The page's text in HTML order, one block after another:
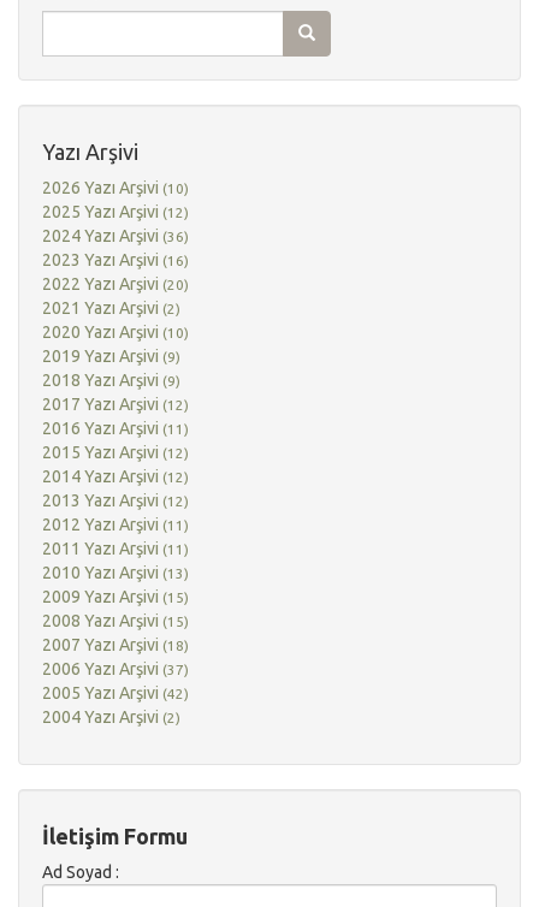
Yazı Arşivi
2026 Yazı Arşivi (10)
2025 Yazı Arşivi (12)
2024 Yazı Arşivi (36)
2023 Yazı Arşivi (16)
2022 Yazı Arşivi (20)
2021 Yazı Arşivi (2)
2020 Yazı Arşivi (10)
2019 Yazı Arşivi (9)
2018 Yazı Arşivi (9)
2017 Yazı Arşivi (12)
2016 Yazı Arşivi (11)
2015 Yazı Arşivi (12)
2014 Yazı Arşivi (12)
2013 Yazı Arşivi (12)
2012 Yazı Arşivi (11)
2011 Yazı Arşivi (11)
2010 Yazı Arşivi (13)
2009 Yazı Arşivi (15)
2008 Yazı Arşivi (15)
2007 Yazı Arşivi (18)
2006 Yazı Arşivi (37)
2005 Yazı Arşivi (42)
2004 Yazı Arşivi (2)
İletişim Formu
Ad Soyad :